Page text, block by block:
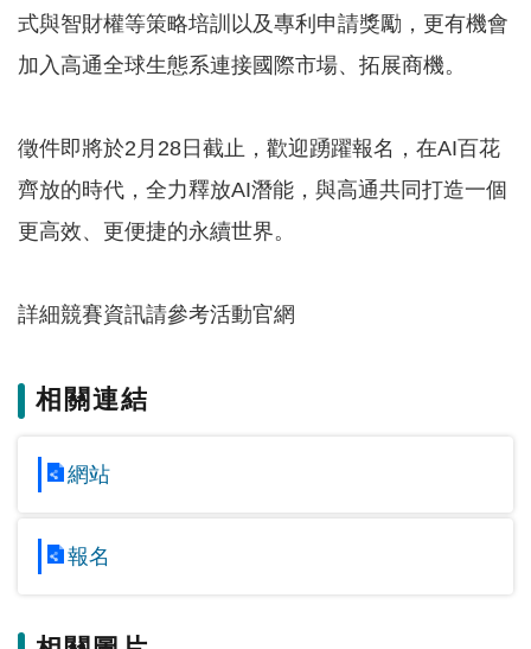
常
見
答
網
站
服
務
款
式與智財權等策略培訓以及專利申請獎勵，更有機會
加入高通全球生態系連接國際市場、拓展商機。
徵件即將於2月28日截止，歡迎踴躍報名，在AI百花
齊放的時代，全力釋放AI潛能，與高通共同打造一個
更高效、更便捷的永續世界。
詳細競賽資訊請參考活動官網
相關連結
網站
報名